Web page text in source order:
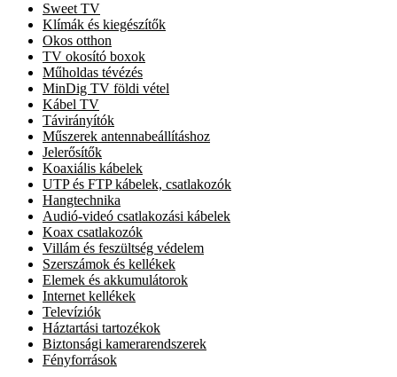
Sweet TV
Klímák és kiegészítők
Okos otthon
TV okosító boxok
Műholdas tévézés
MinDig TV földi vétel
Kábel TV
Távirányítók
Műszerek antennabeállításhoz
Jelerősítők
Koaxiális kábelek
UTP és FTP kábelek, csatlakozók
Hangtechnika
Audió-videó csatlakozási kábelek
Koax csatlakozók
Villám és feszültség védelem
Szerszámok és kellékek
Elemek és akkumulátorok
Internet kellékek
Televíziók
Háztartási tartozékok
Biztonsági kamerarendszerek
Fényforrások